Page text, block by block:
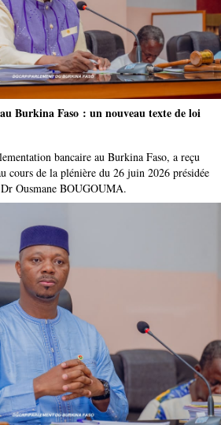
Burkina Faso : un nouveau texte de loi
bancaire au Burkina Faso, a reçu
cours de la plénière du 26 juin 2026 présidée
Ousmane BOUGOUMA.